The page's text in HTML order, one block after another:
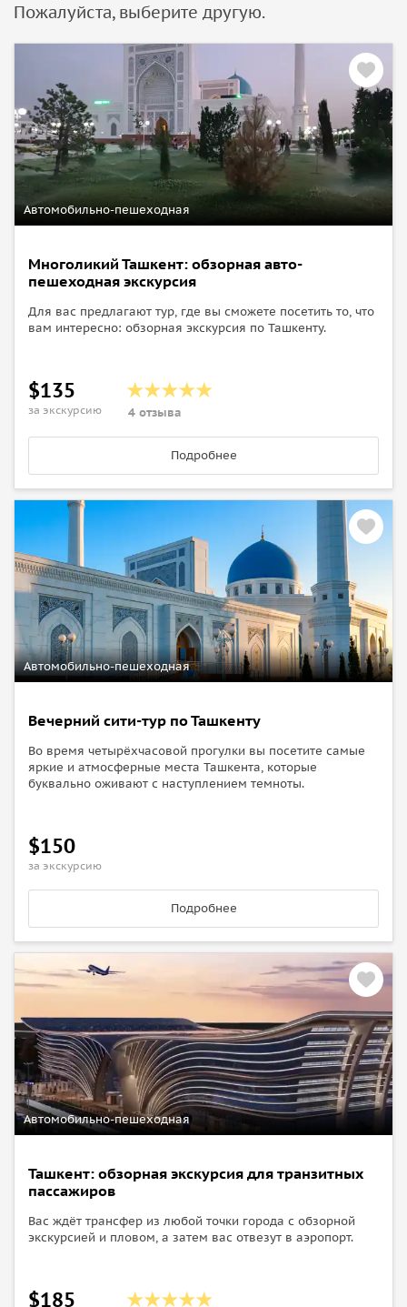
Пожалуйста, выберите другую.
Автомобильно-пешеходная
Многоликий Ташкент: обзорная авто-
пешеходная экскурсия
Для вас предлагают тур, где вы сможете посетить то, что
вам интересно: обзорная экскурсия по Ташкенту.
$135
за экскурсию 4 отзыва
Подробнее
Автомобильно-пешеходная
Вечерний сити-тур по Ташкенту
Во время четырёхчасовой прогулки вы посетите самые
яркие и атмосферные места Ташкента, которые
буквально оживают с наступлением темноты.
$150
за экскурсию
Подробнее
Автомобильно-пешеходная
Ташкент: обзорная экскурсия для транзитных
пассажиров
Вас ждёт трансфер из любой точки города с обзорной
экскурсией и пловом, а затем вас отвезут в аэропорт.
$185